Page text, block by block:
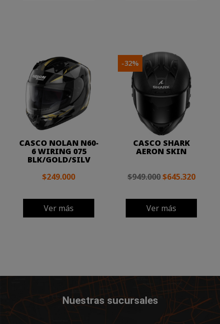
CASCO NOLAN N60-
6 WIRING 075
BLK/GOLD/SILV
$249.000
Ver más
CASCO SHARK
AERON SKIN
$949.000 $645.320
Ver más
-32%
Nuestras sucursales